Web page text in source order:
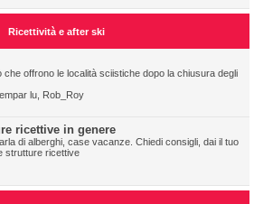
Ricettività e after ski
che offrono le località sciistiche dopo la chiusura degli
lu Rob_Roy
ricettive in genere
di alberghi, case vacanze. Chiedi consigli, dai il tuo
strutture ricettive